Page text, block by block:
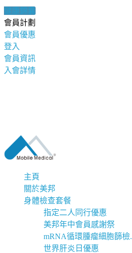
健康錦囊
會員計劃
會員優惠
登入
會員資訊
入會詳情
主頁
關於美邦
身體檢查套餐
指定二人同行優惠
美邦年中會員感謝祭
mRNA循環腫瘤細胞篩檢.
世界肝炎日優惠